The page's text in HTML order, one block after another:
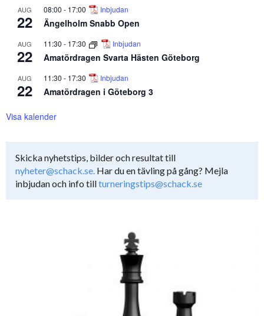
AUG
22
08:00 - 17:00 Inbjudan
Ängelholm Snabb Open
AUG
22
11:30 - 17:30 Inbjudan
Amatördragen Svarta Hästen Göteborg
AUG
22
11:30 - 17:30 Inbjudan
Amatördragen i Göteborg 3
Visa kalender
Skicka nyhetstips, bilder och resultat till
nyheter@schack.se. Har du en tävling på gång? Mejla
inbjudan och info tillturneringstips@schack.se